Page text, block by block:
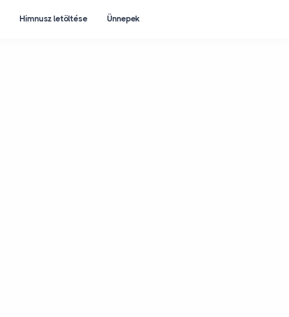
Himnusz letöltése Ünnepek